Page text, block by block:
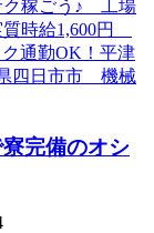
完備のオシ